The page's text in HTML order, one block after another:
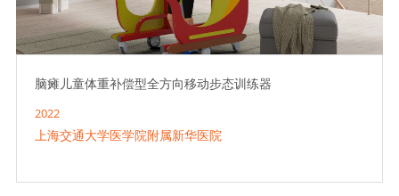
脑瘫儿童体重补偿型全方向移动步态训练器
2022
上海交通大学医学院附属新华医院